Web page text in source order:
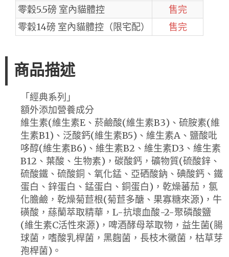
零穀5.5磅 室內貓體控
售完
零穀14磅 室內貓體控（限宅配）
售完
商品描述
「經典系列」
額外添加營養成分
維生素(維生素E、菸鹼酸(維生素B3)、硫胺素(維
生素B1)、泛酸鈣(維生素B5)、維生素A、鹽酸吡
哆醇(維生素B6)、維生素B2、維生素D3、維生素
B12、葉酸、生物素)，碳酸鈣，礦物質(硫酸鋅、
硫酸鐵、硫酸銅、氧化錳、亞硒酸鈉、碘酸鈣、鐵
蛋白、鋅蛋白、錳蛋白、銅蛋白)，乾燥蕃茄，氯
化膽鹼，乾燥菊苣根(菊苣多醣、果寡糖來源)，牛
磺酸，蕬蘭萃取精華，L-抗壞血酸-2-聚磷酸鹽
(維生素C活性來源)，啤酒酵母萃取物，益生菌(腸
球菌，嗜酸乳桿菌，黑麴菌，長枝木黴菌，枯草芽
孢桿菌)。